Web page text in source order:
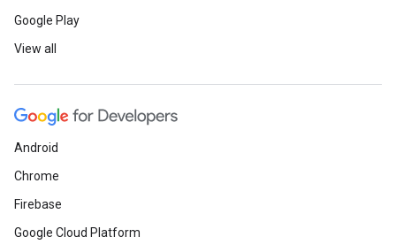
Google Play
View all
Android
Chrome
Firebase
Google Cloud Platform